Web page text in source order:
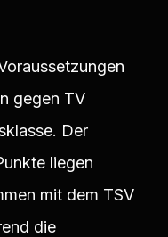
gegen TV
Der
liegen
mit dem TSV
die